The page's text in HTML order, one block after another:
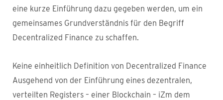
eine kurze Einführung dazu gegeben werden, um ein
gemeinsames Grundverständnis für den Begriff
Decentralized Finance zu schaffen.
Keine einheitlich Definition von Decentralized Finance
Ausgehend von der Einführung eines dezentralen,
verteilten Registers – einer Blockchain – iZm dem